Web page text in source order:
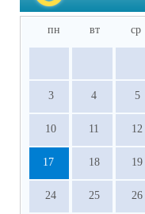
пн вт ср
3 4 5
10 11 12
17 18 19
24 25 26